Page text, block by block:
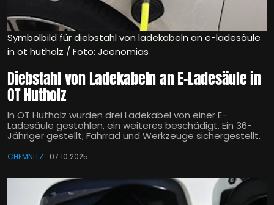
Symbolbild für diebstahl von ladekabeln an e-ladesäule
in ot hutholz / Foto: Joenomias
Diebstahl von Ladekabeln an E-Ladesäule in
OT Hutholz
In OT Hutholz wurden drei Ladekabel von einer E-
Ladesäule gestohlen, ein weiteres beschädigt. Ein 36-
Jähriger gestellt; Fahrrad und Werkzeuge sichergestellt.
CHEMNITZ 07.10.2025